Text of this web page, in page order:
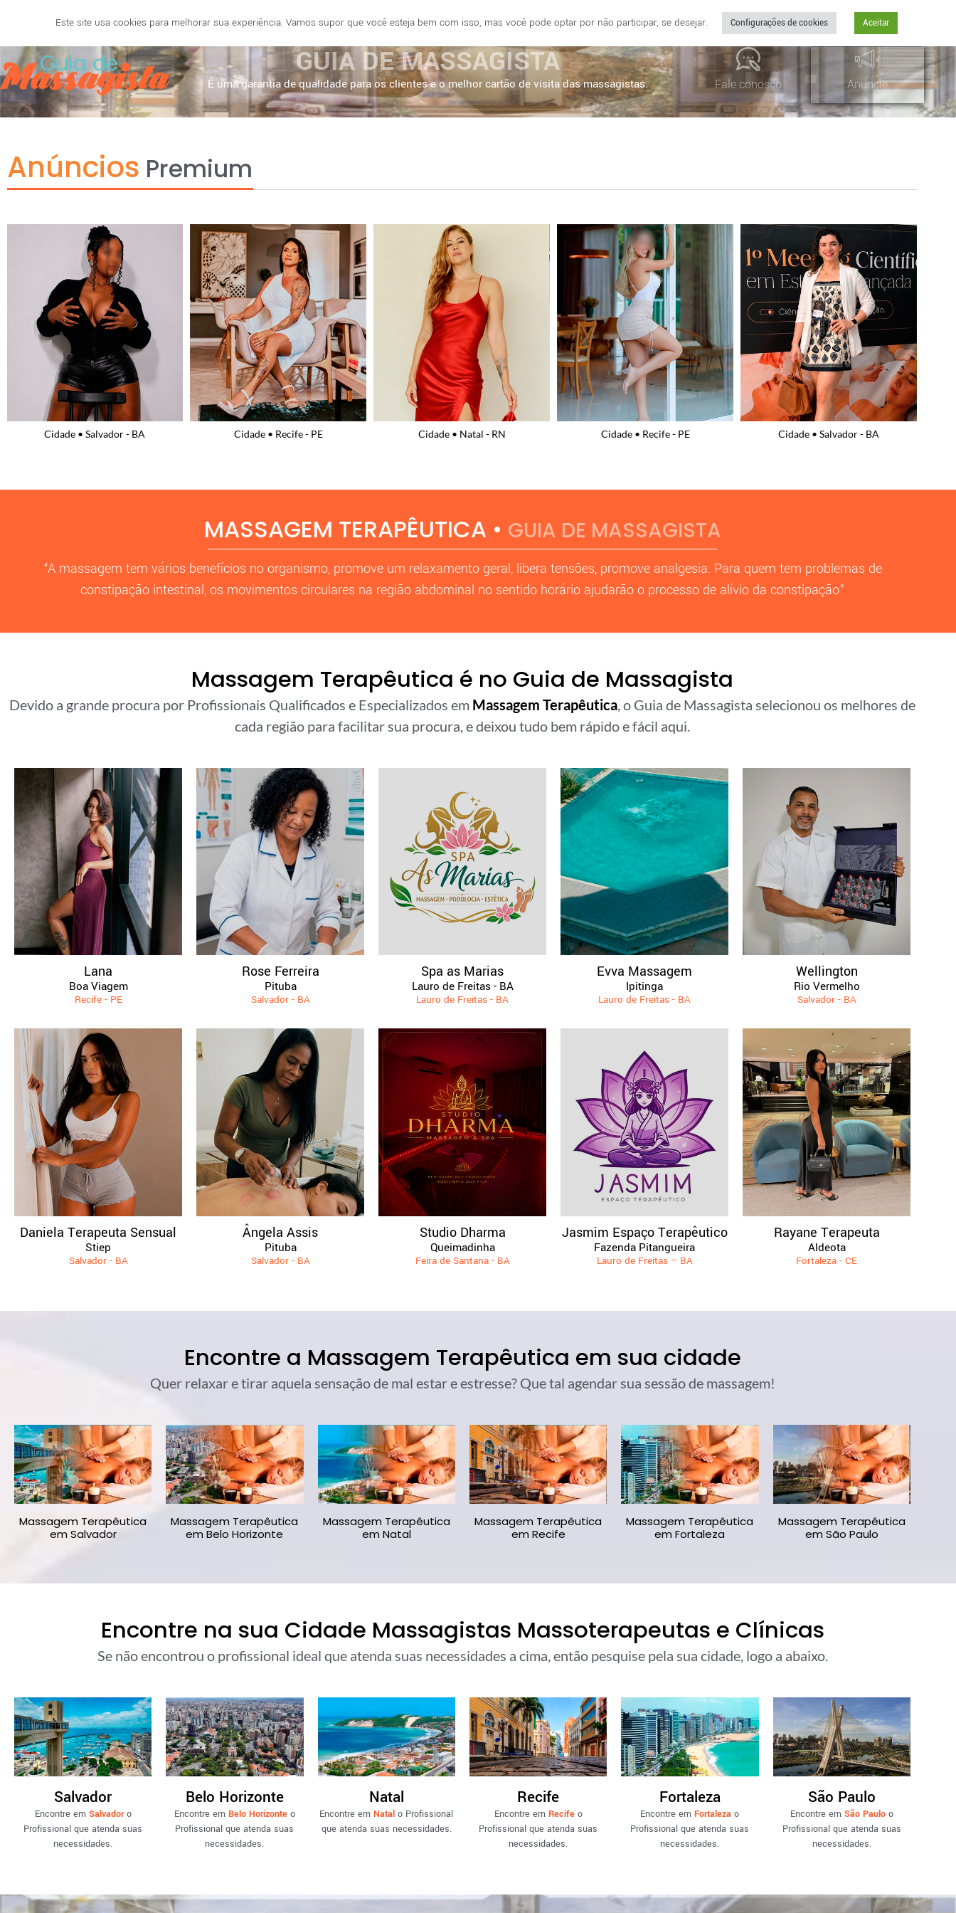
SALVADOR BELO HORIZONTE NATAL RECIFE FORTALEZA BRASÍLIA SÃO PAULO
GUIA DE MASSAGISTA
É uma garantia de qualidade para os clientes e o melhor cartão de visita das massagistas. Fale conosco Anuncie
Anúncios Premium
Cidade • Recife - PE Cidade • Natal - RN Cidade • Recife - PE Cidade • Salvador - BA Cidade • Recife - PE
MASSAGEM TERAPÊUTICA • GUIA DE MASSAGISTA
“A massagem tem vários benefícios no organismo, promove um relaxamento geral, libera tensões, promove analgesia. Para quem tem problemas de
constipação intestinal, os movimentos circulares na região abdominal no sentido horário ajudarão o processo de alívio da constipação”
Massagem Terapêutica é no Guia de Massagista
Devido a grande procura por Profissionais Qualificados e Especializados em Massagem Terapêutica , o Guia de Massagista selecionou os melhores de
cada região para facilitar sua procura, e deixou tudo bem rápido e fácil aqui.
Lana
Boa Viagem
Recife - PE
Rose Ferreira
Pituba
Salvador - BA
Spa as Marias
Lauro de Freitas - BA
Lauro de Freitas - BA
Evva Massagem
Ipitinga
Lauro de Freitas - BA
Wellington
Rio Vermelho
Salvador - BA
Daniela Terapeuta Sensual
Stiep
Salvador - BA
Ângela Assis
Pituba
Salvador - BA
Studio Dharma
Queimadinha
Feira de Santana - BA
Jasmim Espaço Terapêutico
Fazenda Pitangueira
Lauro de Freitas – BA
Rayane Terapeuta
Aldeota
Fortaleza - CE
Encontre a Massagem Terapêutica em sua cidade
Quer relaxar e tirar aquela sensação de mal estar e estresse? Que tal agendar sua sessão de massagem!
Massagem Terapêutica
em Salvador
Massagem Terapêutica
em Belo Horizonte
Massagem Terapêutica
em Natal
Massagem Terapêutica
em Recife
Massagem Terapêutica
em Fortaleza
Massagem Terapêutica
em São Paulo
Encontre na sua Cidade Massagistas Massoterapeutas e Clínicas
Se não encontrou o profissional ideal que atenda suas necessidades a cima, então pesquise pela sua cidade, logo a abaixo.
Salvador
Encontre em Salvadoro
Profissional que atenda suas
necessidades.
Belo Horizonte
Encontre em Belo Horizonteo
Profissional que atenda suas
necessidades.
Natal
Encontre emNatal o Profissional
que atenda suas necessidades.
Recife
Encontre em Recifeo
Profissional que atenda suas
necessidades.
Fortaleza
Encontre emFortaleza o
Profissional que atenda suas
necessidades.
São Paulo
Encontre em São Pauloo
Profissional que atenda suas
necessidades.
Este site usa cookies para melhorar sua experiência. Vamos supor que você esteja bem com isso, mas você pode optar por não participar, se desejar. Configurações de cookies Aceitar